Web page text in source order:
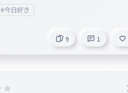
#今日好き
9 1